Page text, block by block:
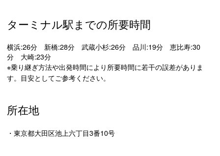
ターミナル駅までの所要時間
横浜:26分 新橋:28分 武蔵小杉:26分 品川:19分 恵比寿:30
分 大崎:23分
※乗り継ぎ方法や出発時間により所要時間に若干の誤差がありま
す。目安としてご参考ください。
所在地
・東京都大田区池上六丁目3番10号